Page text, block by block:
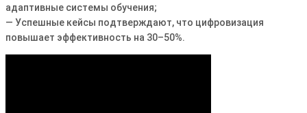
адаптивные системы обучения;
— Успешные кейсы подтверждают, что цифровизация
повышает эффективность на 30–50%.